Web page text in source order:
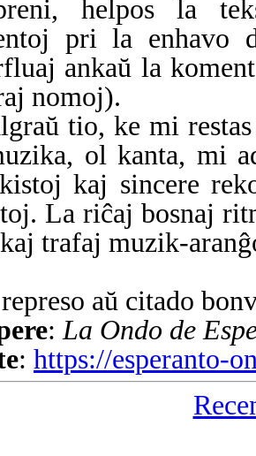
helpos la
pri la enhavo
ankaŭ la
nomoj).
tio, ke mi
ol kanta, mi
kaj sincere
La riĉaj bosnaj
trafaj muzik-
aŭ citado
:La Ondo de
: https://esperanto-